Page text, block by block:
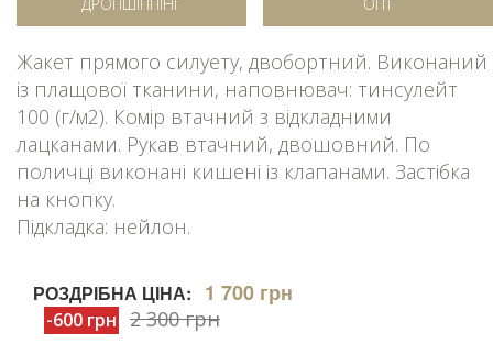
Жакет прямого силуету, двобортний. Виконаний
із плащової тканини, наповнювач: тинсулейт
100 (г/м2). Комір втачний з відкладними
лацканами. Рукав втачний, двошовний. По
поличці виконані кишені із клапанами. Застібка
на кнопку.
Підкладка: нейлон.
РОЗДРІБНА ЦІНА: 1 700 грн
-600 грн 2 300 грн